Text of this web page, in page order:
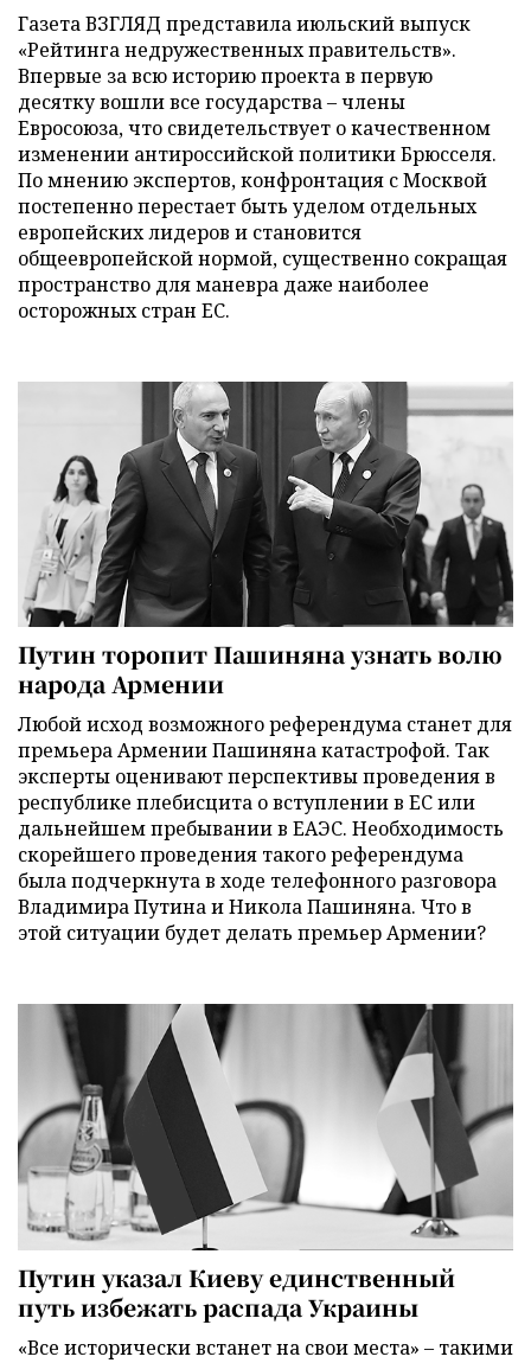
Газета ВЗГЛЯД представила июльский выпуск
«Рейтинга недружественных правительств».
Впервые за всю историю проекта в первую
десятку вошли все государства – члены
Евросоюза, что свидетельствует о качественном
изменении антироссийской политики Брюсселя.
По мнению экспертов, конфронтация с Москвой
постепенно перестает быть уделом отдельных
европейских лидеров и становится
общеевропейской нормой, существенно сокращая
пространство для маневра даже наиболее
осторожных стран ЕС.
Путин торопит Пашиняна узнать волю
народа Армении
Любой исход возможного референдума станет для
премьера Армении Пашиняна катастрофой. Так
эксперты оценивают перспективы проведения в
республике плебисцита о вступлении в ЕС или
дальнейшем пребывании в ЕАЭС. Необходимость
скорейшего проведения такого референдума
была подчеркнута в ходе телефонного разговора
Владимира Путина и Никола Пашиняна. Что в
этой ситуации будет делать премьер Армении?
Путин указал Киеву единственный
путь избежать распада Украины
«Все исторически встанет на свои места» – такими